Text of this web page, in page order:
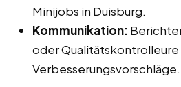
Minijobs in Duisburg.
Kommunikation:
oder
Verbesserungsvorschläge.